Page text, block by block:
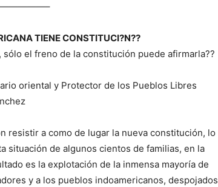
TIENE CONSTITUCI?N??
el freno de la constitución puede afirmarla??
oriental y Protector de los Pueblos Libres
resistir a como de lugar la nueva constitución, lo
situación de algunos cientos de familias, en la
es la explotación de la inmensa mayoría de
y a los pueblos indoamericanos, despojados